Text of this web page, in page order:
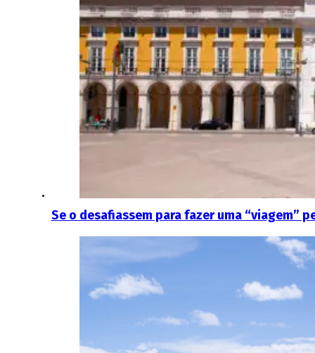
Se o desafiassem para fazer uma “viagem”